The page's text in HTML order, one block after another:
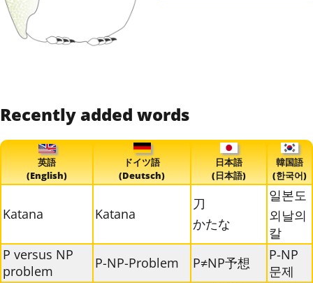
Recently added words
英語
(English)
ドイツ語
(Deutsch)
日本語
(日本語)
韓国語
(한국어)
Katana Katana
刀
かたな
일본도
외날의
칼
P versus NP
problem
P-NP-Problem P≠NP予想
P-NP
문제